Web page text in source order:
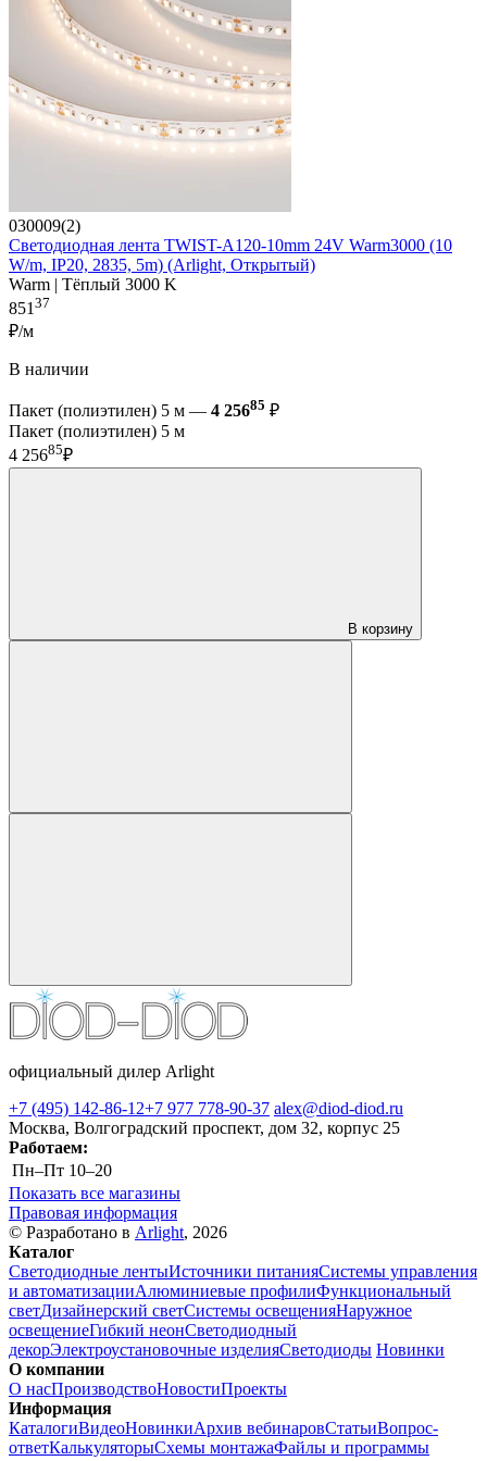
030009(2)
Светодиодная лента TWIST-A120-10mm 24V Warm3000 (10
W/m, IP20, 2835, 5m) (Arlight, Открытый)
Warm | Тёплый 3000 K
851 37
₽/м
В наличии
Пакет (полиэтилен) 5 м — 4 25685 ₽
Пакет (полиэтилен) 5 м
4 25685₽
В корзину
официальный дилер Arlight
+7 (495) 142-86-12+7 977 778-90-37 alex@diod-diod.ru
Москва, Волгоградский проспект, дом 32, корпус 25
Работаем:
Пн–Пт 10–20
Показать все магазины
Правовая информация
© Разработано в Arlight, 2026
Каталог
Светодиодные лентыИсточники питанияСистемы управления
и автоматизацииАлюминиевые профилиФункциональный
светДизайнерский светСистемы освещенияНаружное
освещениеГибкий неонСветодиодный
декорЭлектроустановочные изделияСветодиоды Новинки
О компании
О насПроизводствоНовостиПроекты
Информация
КаталогиВидеоНовинкиАрхив вебинаровСтатьиВопрос-
ответКалькуляторыСхемы монтажаФайлы и программы